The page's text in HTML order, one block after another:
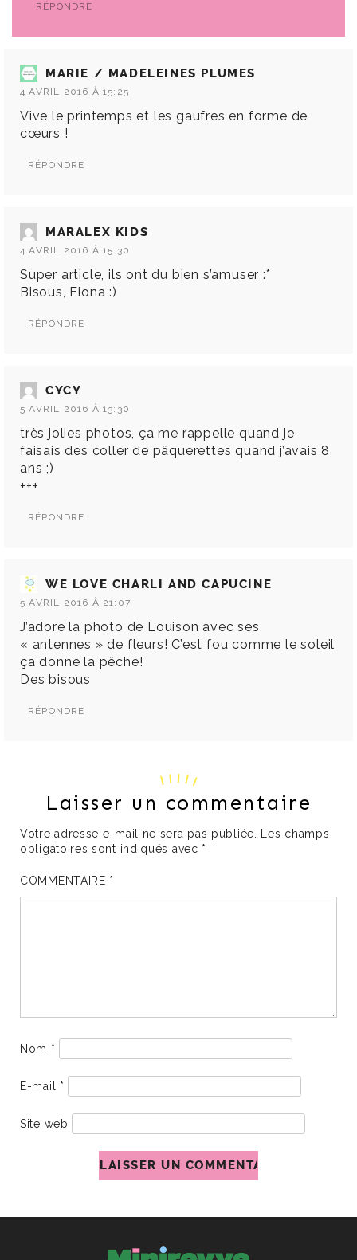
RÉPONDRE
MARIE / MADELEINES PLUMES
4 AVRIL 2016 À 15:25
Vive le printemps et les gaufres en forme de
cœurs !
RÉPONDRE
MARALEX KIDS
4 AVRIL 2016 À 15:30
Super article, ils ont du bien s’amuser :*
Bisous, Fiona :)
RÉPONDRE
CYCY
5 AVRIL 2016 À 13:30
très jolies photos, ça me rappelle quand je
faisais des coller de pâquerettes quand j’avais 8
ans ;)
+++
RÉPONDRE
WE LOVE CHARLI AND CAPUCINE
5 AVRIL 2016 À 21:07
J’adore la photo de Louison avec ses
« antennes » de fleurs! C’est fou comme le soleil
ça donne la pêche!
Des bisous
RÉPONDRE
Laisser un commentaire
Votre adresse e-mail ne sera pas publiée. Les champs
obligatoires sont indiqués avec *
COMMENTAIRE *
Nom *
E-mail *
Site web